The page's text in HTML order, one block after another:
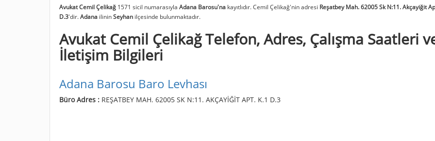
Avukat Cemil Çelikağ 1571 sicil numarasıyla Adana Barosu'na kayıtlıdır. Cemil Çelikağ'nin adresi Reşatbey Mah. 62005 Sk N:11. Akçayiğit
D.3'dir. Adana ilininSeyhan ilçesinde bulunmaktadır.
Avukat Cemil Çelikağ Telefon, Adres, Çalışma Saatleri
İletişim Bilgileri
Adana Barosu Baro Levhası
Büro Adres : REŞATBEY MAH. 62005 SK N:11. AKÇAYİĞİT APT. K.1 D.3